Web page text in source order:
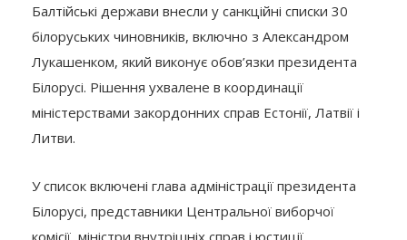
Балтійські держави внесли у санкційні списки 30
білоруських чиновників, включно з Александром
Лукашенком, який виконує обов’язки президента
Білорусі. Рішення ухвалене в координації
міністерствами закордонних справ Естонії, Латвії і
Литви.
У список включені глава адміністрації президента
Білорусі, представники Центральної виборчої
комісії, міністри внутрішніх справ і юстиції,